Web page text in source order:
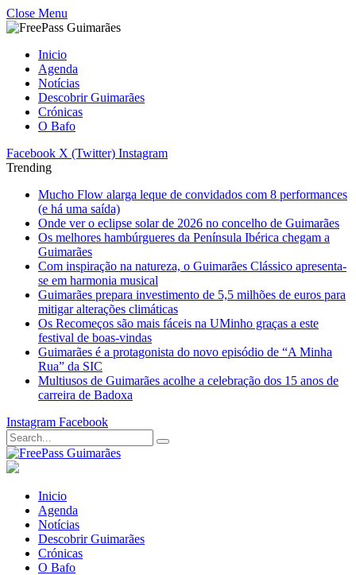
Close Menu
Inicio
Agenda
Notícias
Descobrir Guimarães
Crónicas
O Bafo
Facebook X (Twitter) Instagram
Trending
Mucho Flow alarga leque de convidados com 8 performances
(e há uma saída)
Onde ver o eclipse solar de 2026 no concelho de Guimarães
Os melhores hambúrgueres da Península Ibérica chegam a
Guimarães
Com inspiração na natureza, o Guimarães Clássico apresenta-
se em harmonia musical
Guimarães prepara investimento de 5,5 milhões de euros para
mitigar alterações climáticas
Os Recomeços são mais fáceis na UMinho graças a este
festival de boas-vindas
Guimarães é a protagonista do novo episódio de “A Minha
Rua” da SIC
Multiusos de Guimarães acolhe a celebração dos 15 anos de
carreira de Badoxa
Instagram Facebook
Inicio
Agenda
Notícias
Descobrir Guimarães
Crónicas
O Bafo